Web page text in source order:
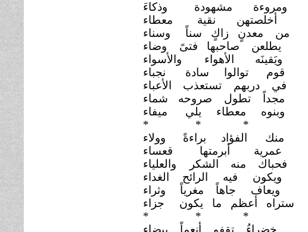
ومروءة مشهودة
وذكاءَ
أخلصتهن نقية
معطاء
من معدنٍ زاكٍ سناً
وسناء
يطلعن صاحبها فتىً
وضاء
ويَقينَه الأهواء
والأسواء
قوم توالوا سادة
نجباء
في دربهم تستعذب
الأعباء
مجداً تطول صروحه
شماء
وبنوه معطاء يلي
ميفاء
* *
*
منك الفؤاد براءةً
وولاء
عمرية أبرمتها
قعساء
فحباك منه الشكر
والعلياء
ويكون فيه الرائح
الغداء
ويعاف جاهاً مغرياً
وثراء
ستراه أعظم ما يكون
جزاء
* *
*
خضراءُ تقفو أنعماً بيضاء